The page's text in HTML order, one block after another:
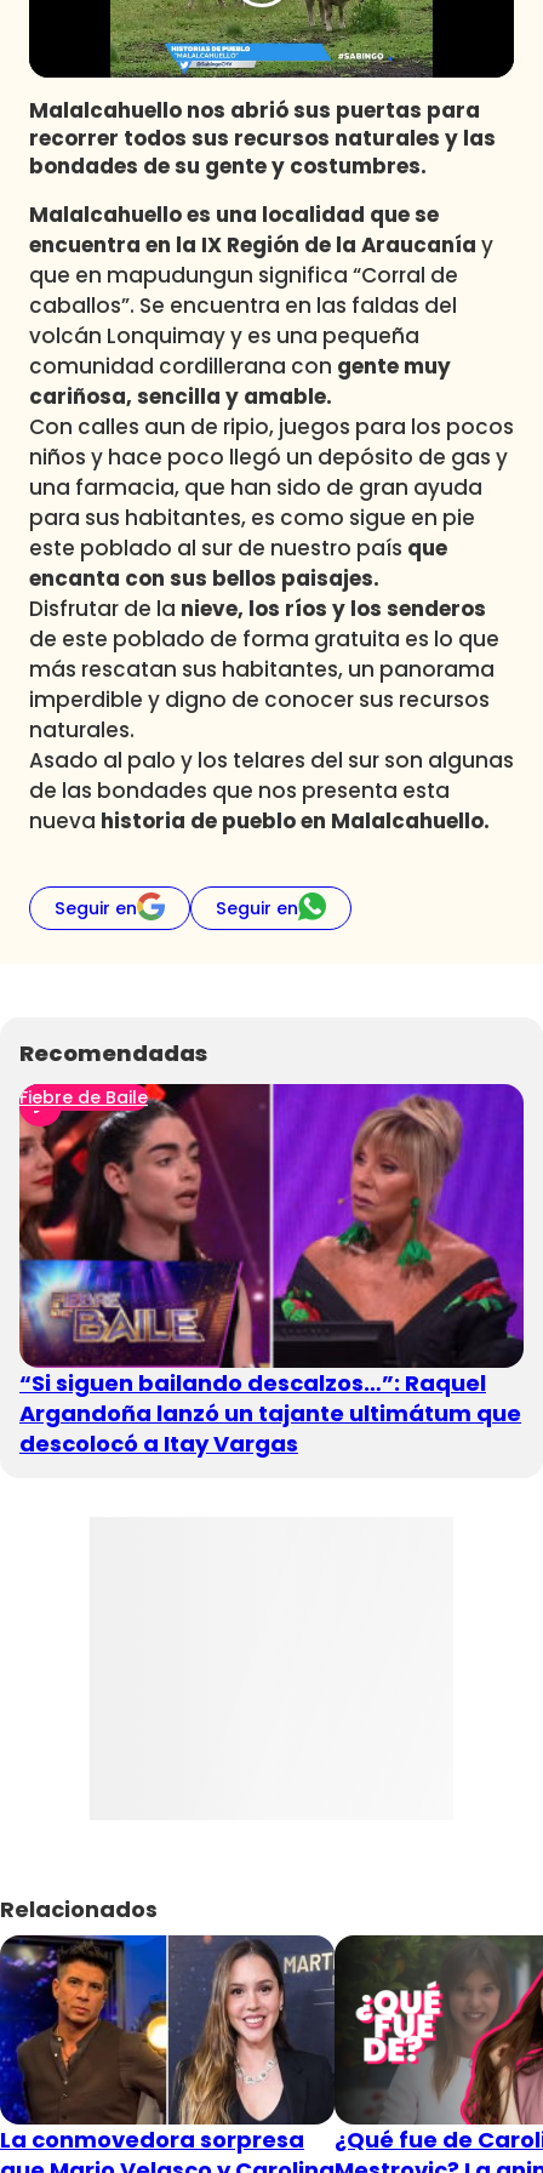
Malalcahuello nos abrió sus puertas para
recorrer todos sus recursos naturales y las
bondades de su gente y costumbres.
Malalcahuello es una localidad que se
encuentra en la IX Región de la Araucanía y
que en mapudungun significa “Corral de
caballos”. Se encuentra en las faldas del
volcán Lonquimay y es una pequeña
comunidad cordillerana con gente muy
cariñosa, sencilla y amable.
Con calles aun de ripio, juegos para los pocos
niños y hace poco llegó un depósito de gas y
una farmacia, que han sido de gran ayuda
para sus habitantes, es como sigue en pie
este poblado al sur de nuestro país que
encanta con sus bellos paisajes.
Disfrutar de la nieve, los ríos y los senderos
de este poblado de forma gratuita es lo que
más rescatan sus habitantes, un panorama
imperdible y digno de conocer sus recursos
naturales.
Asado al palo y los telares del sur son algunas
de las bondades que nos presenta esta
nueva historia de pueblo en Malalcahuello.
Seguir en Seguir en
Recomendadas
Fiebre de Baile
“Si siguen bailando descalzos…”: Raquel
Argandoña lanzó un tajante ultimátum que
descolocó a Itay Vargas
Relacionados
La conmovedora sorpresa
¿Qué fue de
Programas
Club De La Comedia
Contigo en Directo
Plan Perfecto
El Tiempo
Sabingo
Todos Los Programas